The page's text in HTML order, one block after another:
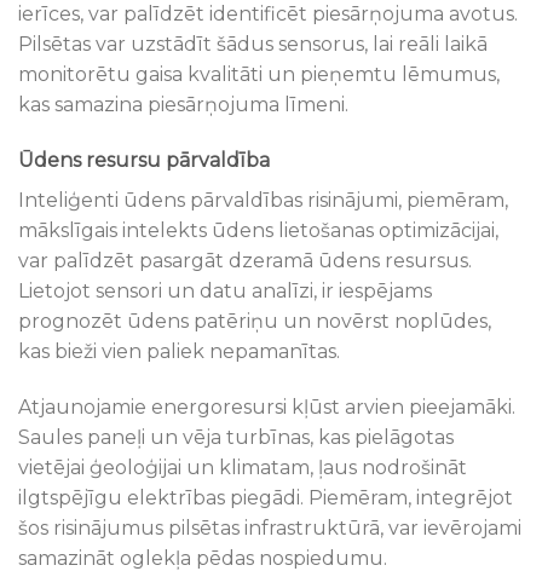
ierīces, var palīdzēt identificēt piesārņojuma avotus.
Pilsētas var uzstādīt šādus sensorus, lai reāli laikā
monitorētu gaisa kvalitāti un pieņemtu lēmumus,
kas samazina piesārņojuma līmeni.
Ūdens resursu pārvaldība
Inteliģenti ūdens pārvaldības risinājumi, piemēram,
mākslīgais intelekts ūdens lietošanas optimizācijai,
var palīdzēt pasargāt dzeramā ūdens resursus.
Lietojot sensori un datu analīzi, ir iespējams
prognozēt ūdens patēriņu un novērst noplūdes,
kas bieži vien paliek nepamanītas.
Atjaunojamie energoresursi kļūst arvien pieejamāki.
Saules paneļi un vēja turbīnas, kas pielāgotas
vietējai ģeoloģijai un klimatam, ļaus nodrošināt
ilgtspējīgu elektrības piegādi. Piemēram, integrējot
šos risinājumus pilsētas infrastruktūrā, var ievērojami
samazināt oglekļa pēdas nospiedumu.